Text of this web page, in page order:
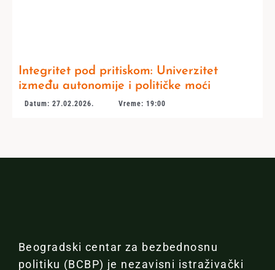
Integritet pod pritiskom: Univerzitet
između autonomije i političke moći
Datum: 27.02.2026. Vreme: 19:00
Beogradski centar za bezbednosnu
politiku (BCBP) je nezavisni istraživački